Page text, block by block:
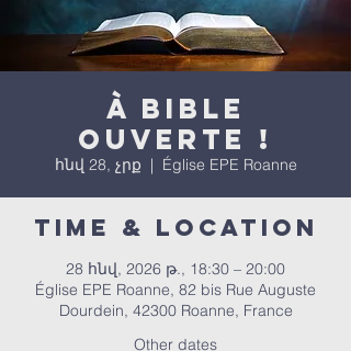
À bible
ouverte !
հնվ 28, չրք
  |
Église EPE Roanne
Time & Location
28 հնվ, 2026 թ., 18:30 – 20:00
Église EPE Roanne, 82 bis Rue Auguste
Dourdein, 42300 Roanne, France
Other dates